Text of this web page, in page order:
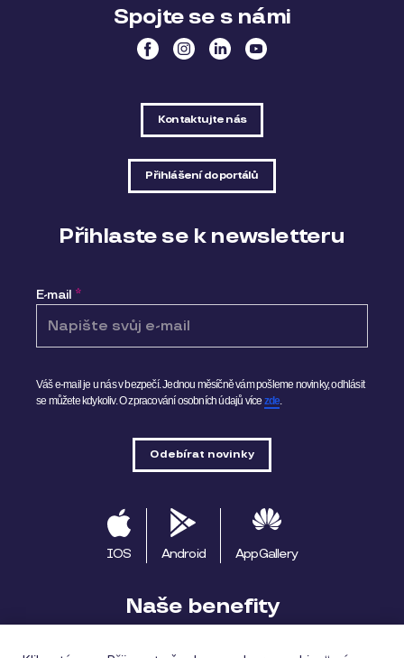
Spojte se s námi
Kontaktujte nás
Přihlášení do portálů
Přihlaste se k newsletteru
E-mail *
Váš e-mail je u nás v bezpečí. Jednou měsíčně vám pošleme novinky, odhlásit
se můžete kdykoliv.O zpracování osobních údajů více zde.
IOS Android AppGallery
Naše benefity